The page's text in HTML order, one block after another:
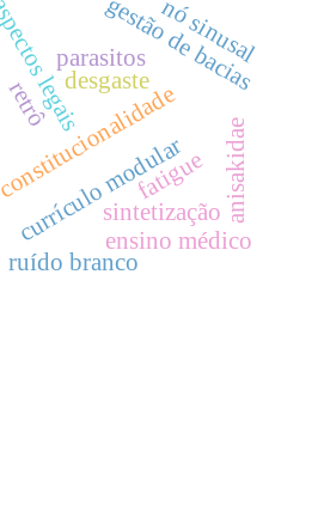
constitucionalidade
legaisdesgaste
retrô
currículo modular
gestão de bacias
sintetização
ruído branco
ensino médico
anisakidae
parasitos
fatigue
nó sinusal